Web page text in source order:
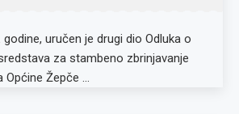
godine, uručen je drugi dio Odluka o
za stambeno zbrinjavanje
Općine Žepče …